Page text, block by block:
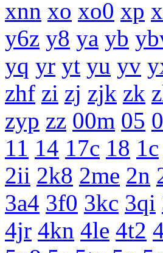
xnn xo xo0 xp
y6z y8 ya yb
yq yr yt yu yv
zhf zi zj zjk zk
zyp zz 00m 05
11 14 17c 18 1c
2ii 2k8 2me 2n
3a4 3f0 3kc 3qi
4jr 4kn 4le 4t2